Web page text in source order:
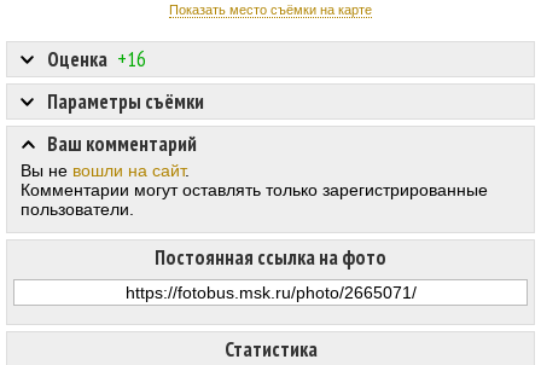
Показать место съёмки на карте
Статистика
Оценка +16
Постоянная ссылка на фото
Параметры съёмки
Ваш комментарий
Вы не вошли на сайт.
Комментарии могут оставлять только зарегистрированные
пользователи.